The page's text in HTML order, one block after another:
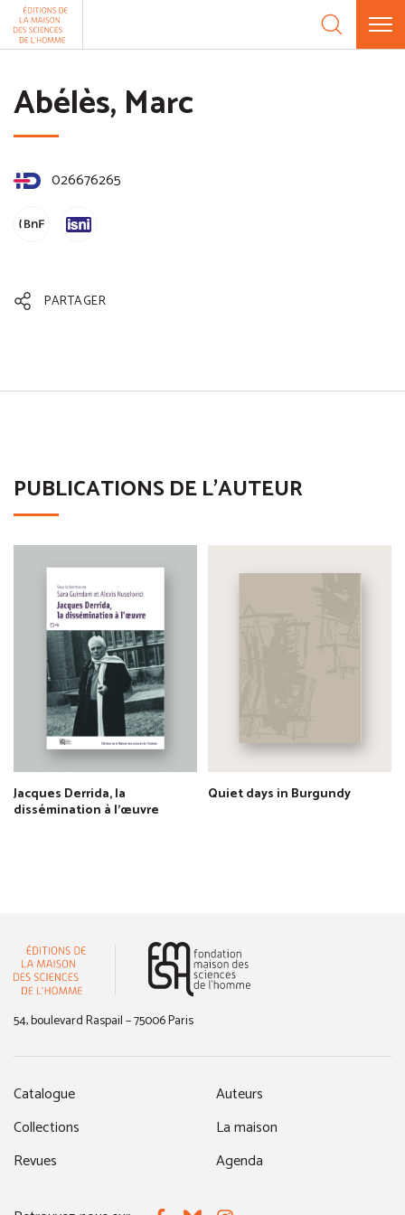
Aller au contenu
Abélès, Marc
026676265
PARTAGER
PUBLICATIONS DE L'AUTEUR
Jacques Derrida, la
dissémination à l'œuvre
Quiet days in Burgundy
54, boulevard Raspail – 75006 Paris
Catalogue
Collections
Revues
Auteurs
La maison
Agenda
Panneau de gestion des cookies